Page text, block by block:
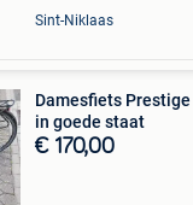
Sint-Niklaas
Damesfiets
in goede staat
€ 170,00